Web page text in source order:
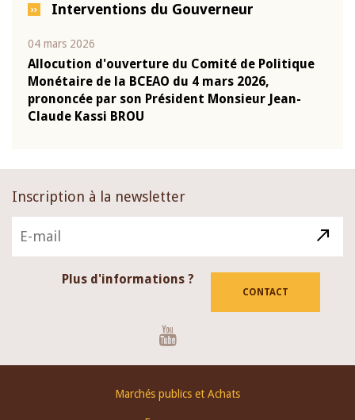
Interventions du Gouverneur
04 mars 2026
Allocution d'ouverture du Comité de Politique
Monétaire de la BCEAO du 4 mars 2026,
prononcée par son Président Monsieur Jean-
Claude Kassi BROU
Inscription à la newsletter
Plus d'informations ?
CONTACT
Marchés publics et Achats